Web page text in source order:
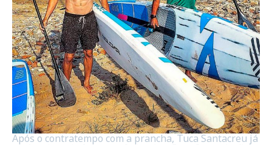
Após o contratempo com a prancha, Tuca Santacreu já